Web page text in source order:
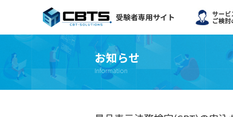
受験者専用サイト
お知らせ
Information